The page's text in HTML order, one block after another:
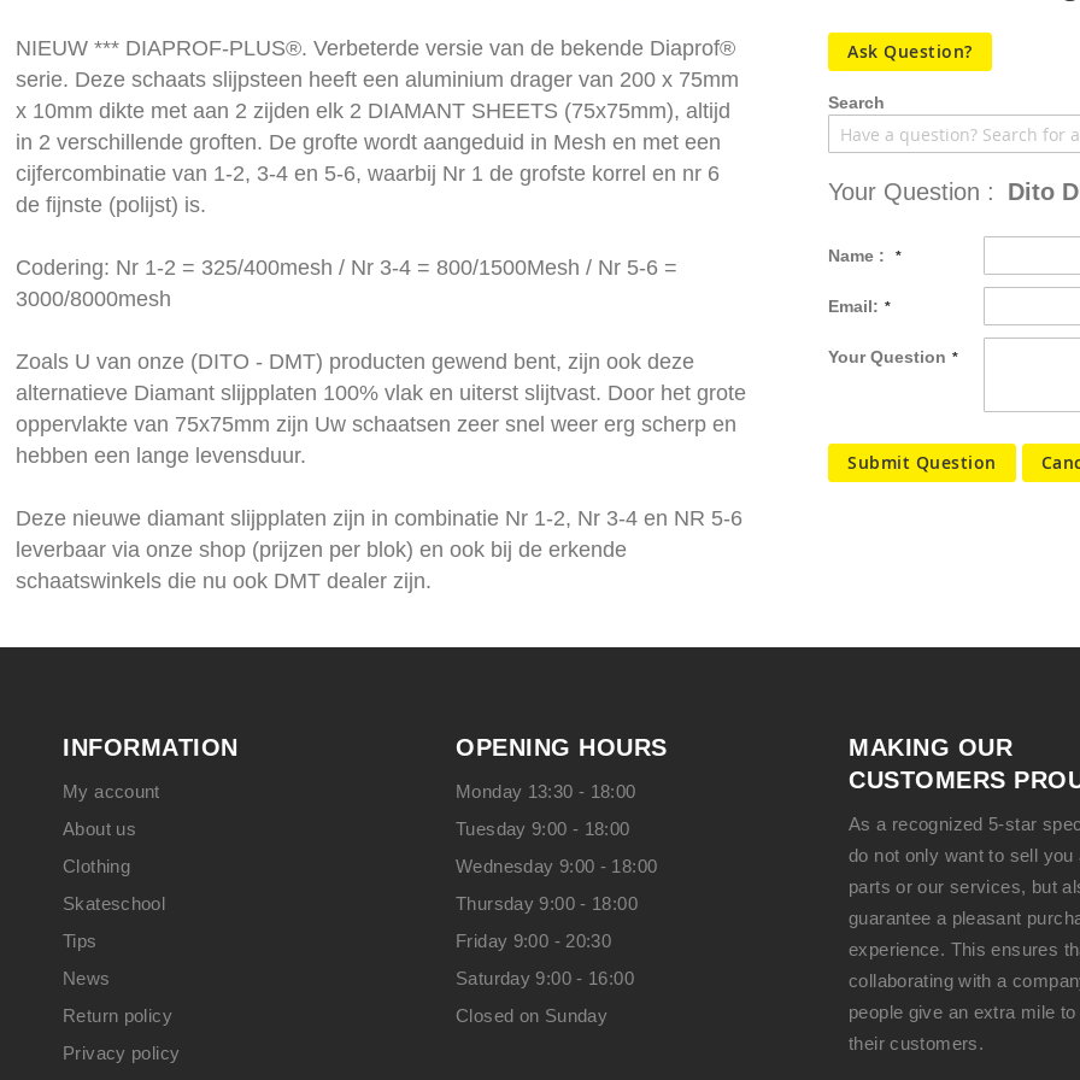
images
NIEUW *** DIAPROF-PLUS®. Verbeterde versie van de bekende Diaprof®
serie. Deze schaats slijpsteen heeft een aluminium drager van 200 x 75mm
x 10mm dikte met aan 2 zijden elk 2 DIAMANT SHEETS (75x75mm), altijd
in 2 verschillende groften. De grofte wordt aangeduid in Mesh en met een
cijfercombinatie van 1-2, 3-4 en 5-6, waarbij Nr 1 de grofste korrel en nr 6
de fijnste (polijst) is.
Codering: Nr 1-2 = 325/400mesh / Nr 3-4 = 800/1500Mesh / Nr 5-6 =
3000/8000mesh
Zoals U van onze (DITO - DMT) producten gewend bent, zijn ook deze
alternatieve Diamant slijpplaten 100% vlak en uiterst slijtvast. Door het grote
oppervlakte van 75x75mm zijn Uw schaatsen zeer snel weer erg scherp en
hebben een lange levensduur.
Deze nieuwe diamant slijpplaten zijn in combinatie Nr 1-2, Nr 3-4 en NR 5-6
leverbaar via onze shop (prijzen per blok) en ook bij de erkende
schaatswinkels die nu ook DMT dealer zijn.
Ask Question?
Search
Your Question : Dito
Name :
Email:
Your Question
Submit Question
INFORMATION
My account
About us
Clothing
Skateschool
Tips
News
Return policy
Privacy policy
OPENING HOURS
Monday 13:30 - 18:00
Tuesday 9:00 - 18:00
Wednesday 9:00 - 18:00
Thursday 9:00 - 18:00
Friday 9:00 - 20:30
Saturday 9:00 - 16:00
Closed on Sunday
MAKING OUR
CUSTOMERS
As a recognized 5-star
do not only want to sell you
parts or our services, but
guarantee a pleasant
experience. This ensures
collaborating with a
people give an extra mile
their customers.